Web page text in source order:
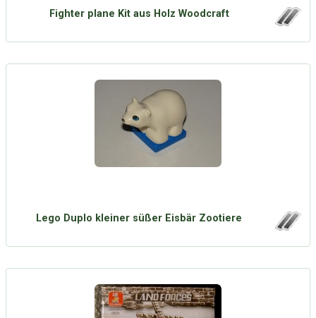
Fighter plane Kit aus Holz Woodcraft
Lego Duplo kleiner süßer Eisbär Zootiere